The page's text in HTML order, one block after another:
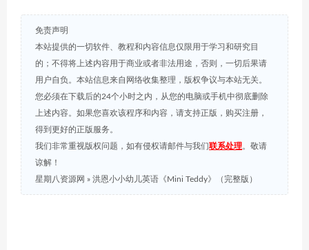
免责声明
本站提供的一切软件、教程和内容信息仅限用于学习和研究目
的；不得将上述内容用于商业或者非法用途，否则，一切后果请
用户自负。本站信息来自网络收集整理，版权争议与本站无关。
您必须在下载后的24个小时之内，从您的电脑或手机中彻底删除
上述内容。如果您喜欢该程序和内容，请支持正版，购买注册，
得到更好的正版服务。
我们非常重视版权问题，如有侵权请邮件与我们联系处理。敬请
谅解！
星期八资源网 » 洪恩小小幼儿英语《Mini Teddy》（完整版）